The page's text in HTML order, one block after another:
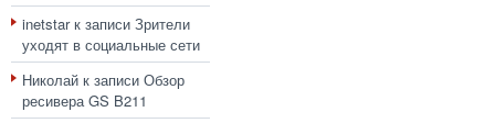
inetstarк записи Зрители
уходят в социальные сети
Николай к записи Обзор
ресивера GS B211